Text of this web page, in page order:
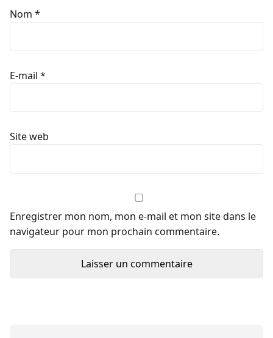
Nom *
E-mail *
Site web
Enregistrer mon nom, mon e-mail et mon site dans le
navigateur pour mon prochain commentaire.